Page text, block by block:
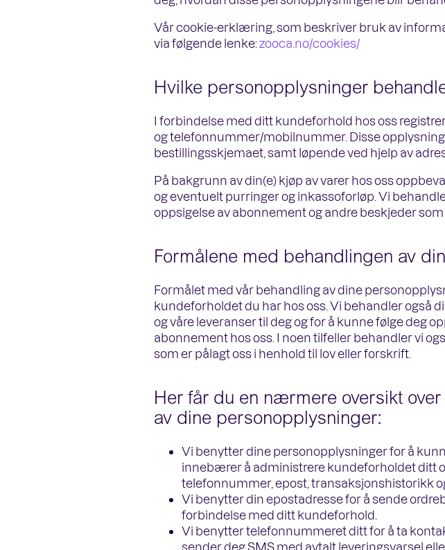
Vår cookie-erklæring, som beskriver bruk av
via følgende lenke:zooca.no/cookies/
Hvilke personopplysninger
I forbindelse med ditt kundeforhold hos oss
og telefonnummer/mobilnummer. Disse
bestillingsskjemaet, samt løpende ved hjelp av
På bakgrunn av din(e) kjøp av varer hos oss
og eventuelt purringer og inkassoforløp. Vi
oppsigelse av abonnement og andre beskjeder
Formålene med behandlingen av
Formålet med vår behandling av dine
kundeforholdet du har hos oss. Vi behandler også
og våre leveranser til deg og for å kunne følge deg
abonnement hos oss. I noen tilfeller behandler vi
som er pålagt oss i henhold til lov eller forskrift.
Her får du en nærmere oversikt
av dine personopplysninger:
Vi benytter dine personopplysninger for å
innebærer å administrere kundeforholdet ditt
telefonnummer, epost, transaksjonshistorikk
Vi benytter din epostadresse for å sende
forbindelse med ditt kundeforhold.
Vi benytter telefonnummeret ditt for å ta
sender deg SMS med avtalt leveringsvarsel